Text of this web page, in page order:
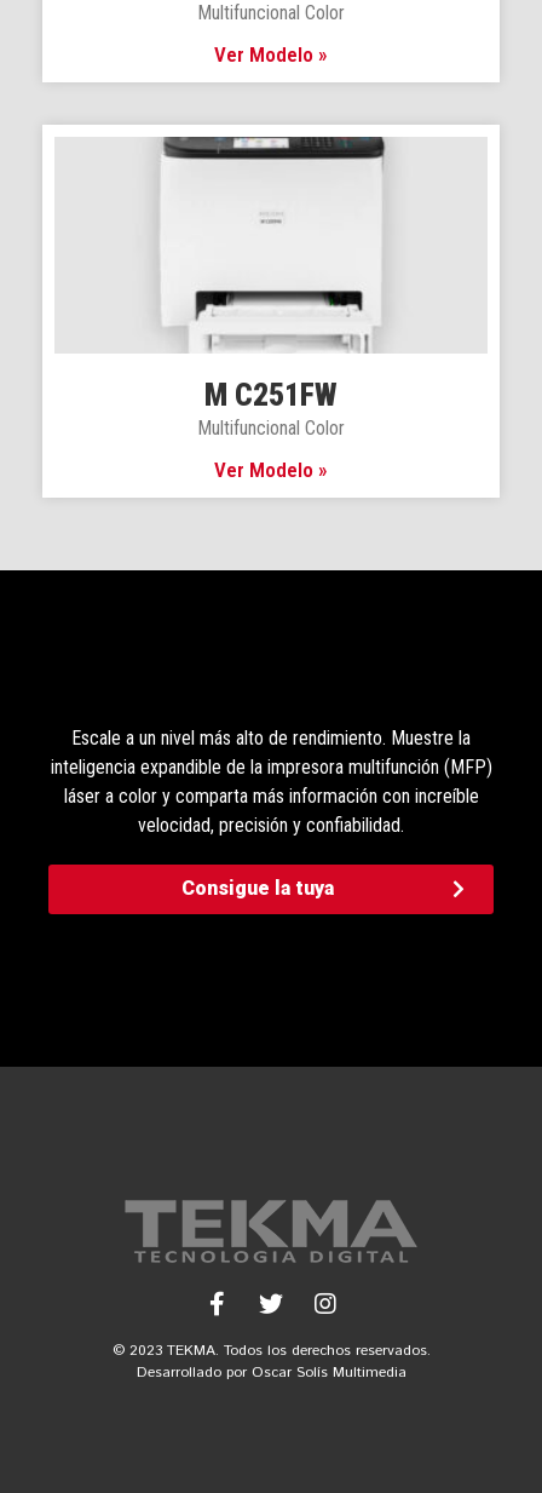
Multifuncional Color
Ver Modelo »
M C251FW
Multifuncional Color
Ver Modelo »
Escale a un nivel más alto de rendimiento. Muestre la
inteligencia expandible de la impresora multifunción (MFP)
láser a color y comparta más información con increíble
velocidad, precisión y confiabilidad.
Consigue la tuya
© 2023 TEKMA. Todos los derechos reservados.
Desarrollado por Oscar Solís Multimedia